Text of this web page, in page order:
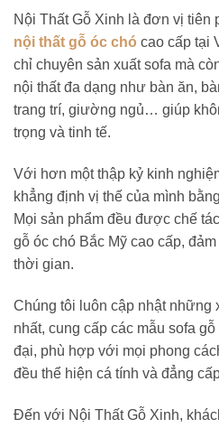
Nội Thất Gỗ Xinh là đơn vị tiên
nội thất gỗ óc chó cao cấp tại
chỉ chuyên sản xuất sofa mà
nội thất đa dạng như bàn ăn,
trang trí, giường ngủ… giúp
trọng và tinh tế.
Với hơn một thập kỷ kinh
khẳng định vị thế của mình
Mọi sản phẩm đều được chế
gỗ óc chó Bắc Mỹ cao cấp,
thời gian.
Chúng tôi luôn cập nhật những
nhất, cung cấp các mẫu sofa
đại, phù hợp với mọi phong
đều thể hiện cá tính và đẳng
Đến với Nội Thất Gỗ Xinh,